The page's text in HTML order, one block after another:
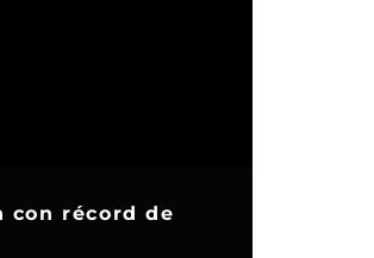
con récord de